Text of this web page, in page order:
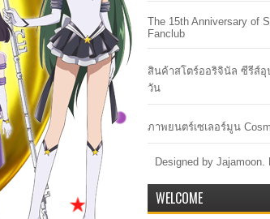
The 15th Anniversary of
Fanclub
สินค้าสโตร์ออริจินัล ซีรีส์
วัน
ภาพยนตร์เซเลอร์มูน
Designed by Jajamoon.
WELCOME